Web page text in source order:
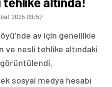
2025 09:57
av için genellikle
ve nesli tehlike altındaki
sosyal medya hesabı